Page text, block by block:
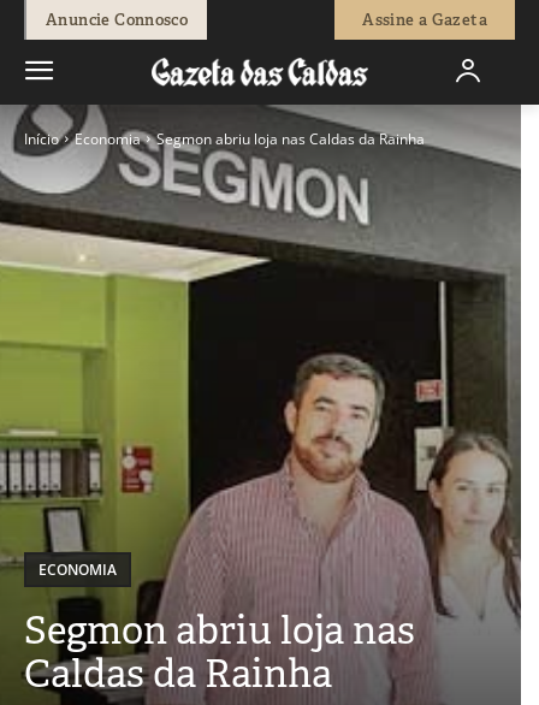
Anuncie Connosco Assine a Gazeta
Início Economia Segmon abriu loja nas Caldas da Rainha
ECONOMIA
Segmon abriu loja nas
Caldas da Rainha